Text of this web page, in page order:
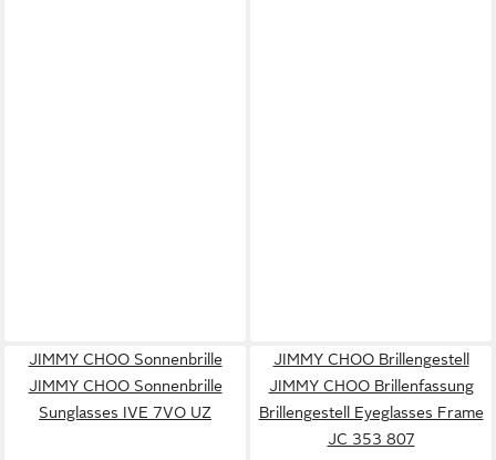
JIMMY CHOO Sonnenbrille
JIMMY CHOO Sonnenbrille
Sunglasses IVE 7VO UZ
JIMMY CHOO Brillengestell
JIMMY CHOO Brillenfassung
Brillengestell Eyeglasses Frame
JC 353 807